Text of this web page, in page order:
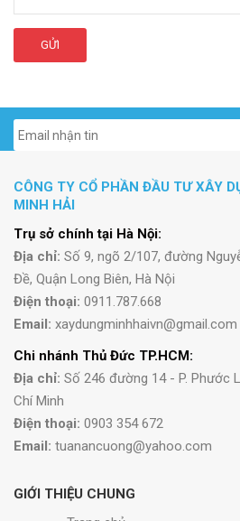
GỬI
CÔNG TY CỔ PHẦN ĐẦU TƯ XÂY
MINH HẢI
Trụ sở chính tại Hà Nội:
Địa chỉ: Số 9, ngõ 2/107, đường
Đề, Quận Long Biên, Hà Nội
Điện thoại: 0911.787.668
Email: xaydungminhhaivn@gmail.com
Chi nhánh Thủ Đức TP.HCM:
Địa chỉ: Số 246 đường 14 - P. Phước
Chí Minh
Điện thoại: 0903 354 672
Email: tuanancuong@yahoo.com
GIỚI THIỆU CHUNG